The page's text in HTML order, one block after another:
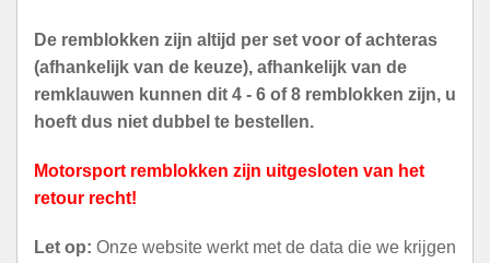
De remblokken zijn altijd per set voor of achteras
(afhankelijk van de keuze), afhankelijk van de
remklauwen kunnen dit 4 - 6 of 8 remblokken zijn, u
hoeft dus niet dubbel te bestellen.
Motorsport remblokken zijn uitgesloten van het
retour recht!
Let op: Onze website werkt met de data die we krijgen